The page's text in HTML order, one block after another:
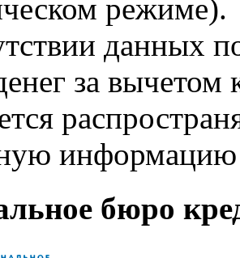
режиме).
данных
за
информацию
бюро